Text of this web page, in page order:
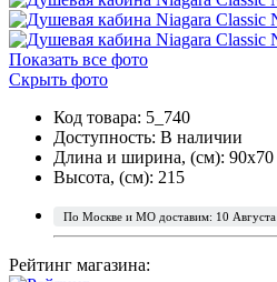
Показать все фото
Скрыть фото
Код товара: 5_740
Доступность: В наличии
Длина и ширина, (см): 90x70
Высота, (см): 215
По Москве и МО доставим: 10 Августа
Рейтинг магазина: